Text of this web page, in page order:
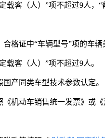
载客（人）”项不超过9人，
合格证中“车辆型号”项的车
载客（人）”项不超过9人。
国产同类车型技术参数认定。
《机动车销售统一发票》或